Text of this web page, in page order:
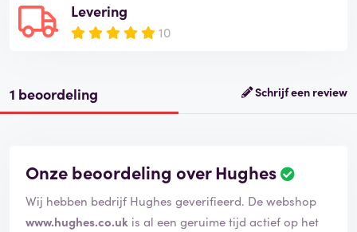
Levering
10
1 beoordeling Schrijf een review
Onze beoordeling over Hughes
Wij hebben bedrijf Hughes geverifieerd. De webshop
www.hughes.co.uk is al een geruime tijd actief op het